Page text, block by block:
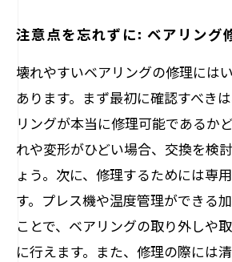
注意点を忘れずに: ベアリング
壊れやすいベアリングの修理には
あります。まず最初に確認すべき
リングが本当に修理可能であるか
れや変形がひどい場合、交換を検
ょう。次に、修理するためには専
す。プレス機や温度管理ができる
ことで、ベアリングの取り外しや
に行えます。また、修理の際には